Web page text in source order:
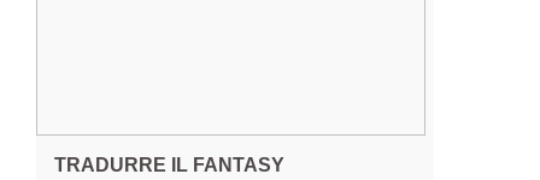
TRADURRE IL FANTASY